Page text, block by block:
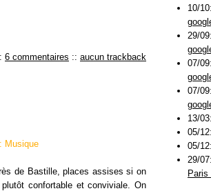
6 commentaires :: aucun trackback
Musique
de Bastille, places assises si on
confortable et conviviale. On
10/10:
29/09:
07/09:
07/09:
13/03:
05/12:
05/12:
29/07: